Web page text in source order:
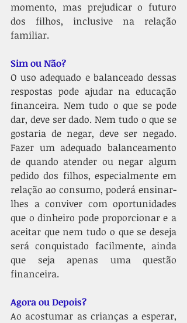
momento, mas prejudicar o futuro
dos filhos, inclusive na relação
familiar.
Sim ou Não?
O uso adequado e balanceado dessas
respostas pode ajudar na educação
financeira. Nem tudo o que se pode
dar, deve ser dado. Nem tudo o que se
gostaria de negar, deve ser negado.
Fazer um adequado balanceamento
de quando atender ou negar algum
pedido dos filhos, especialmente em
relação ao consumo, poderá ensinar-
lhes a conviver com oportunidades
que o dinheiro pode proporcionar e a
aceitar que nem tudo o que se deseja
será conquistado facilmente, ainda
que seja apenas uma questão
financeira.
Agora ou Depois?
Ao acostumar as crianças a esperar,